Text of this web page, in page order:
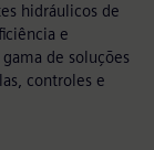
hidráulicos de
e
de soluções
controles e